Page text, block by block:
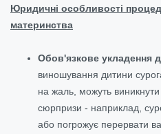
Юридичні особливості
материнства
Обов'язкове укладення
виношування дитини
на жаль, можуть виникнути
сюрпризи - наприклад,
або погрожує перервати